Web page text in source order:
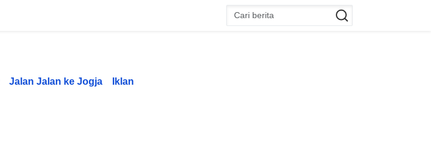
Jalan Jalan ke Jogja Iklan